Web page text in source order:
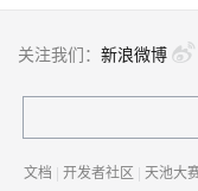
关注我们： 新浪微博
文档 | 开发者社区 | 天池大